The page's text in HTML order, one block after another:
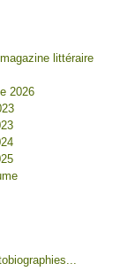
littéraire
2026